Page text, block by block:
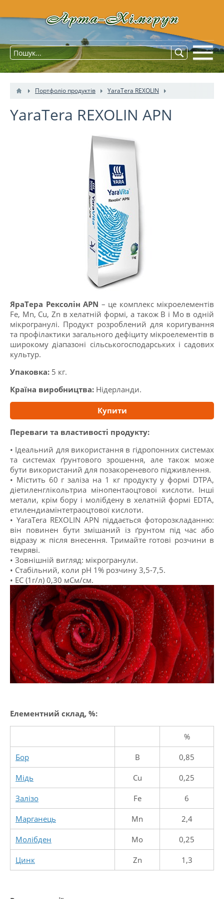
Портфоліо продуктів YaraTera REXOLIN
YaraTera REXOLIN APN
ЯраТера Рексолін APN – це комплекс мікроелементів
Fe, Mn, Cu, Zn в хелатній формі, а також B і Mo в одній
мікрогранулі. Продукт розроблений для коригування
та профілактики загального дефіциту мікроелементів в
широкому діапазоні сільськогосподарських і садових
культур.
Упаковка: 5 кг.
Країна виробництва: Нiдерланди.
Купити
Переваги та властивості продукту:
• Ідеальний для використання в гідропонних системах
та системах ґрунтового зрошення, але також може
бути використаний для позакореневого підживлення.
• Містить 60 г заліза на 1 кг продукту у формі DTPA,
діетиленглікольтриа мінопентаоцтової кислоти. Інші
метали, крім бору і молібдену в хелатній формі EDTA,
етилендиамінтетраоцтової кислоти.
• YaraTera REXOLIN APN піддається фоторозкладанню:
він повинен бути змішаний із ґрунтом під час або
відразу ж після внесення. Тримайте готові розчини в
темряві.
• Зовнішній вигляд: мікрогранули.
• Стабільний, коли рН 1% розчину 3,5-7,5.
• ЕС (1г/л) 0,30 мСм/см.
Елементний склад, %:
%
Бор B 0,85
Мідь Cu 0,25
Залізо Fe 6
Марганець Mn 2,4
Молібден Mo 0,25
Цинк Zn 1,3